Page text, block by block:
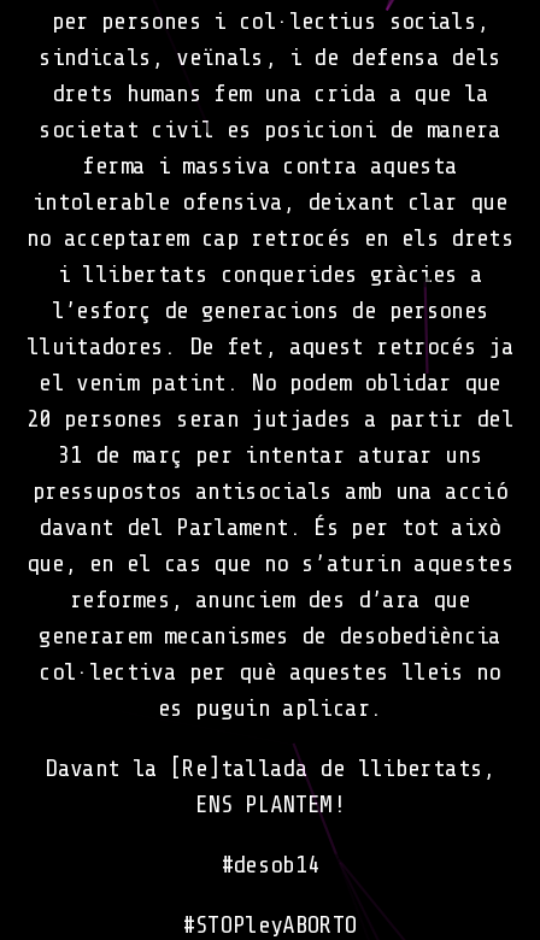
per persones i col·lectius socials,
sindicals, veïnals, i de defensa dels
drets humans fem una crida a que la
societat civil es posicioni de manera
ferma i massiva contra aquesta
intolerable ofensiva, deixant clar que
no acceptarem cap retrocés en els drets
i llibertats conquerides gràcies a
l’esforç de generacions de persones
lluitadores. De fet, aquest retrocés ja
el venim patint. No podem oblidar que
20 persones seran jutjades a partir del
31 de març per intentar aturar uns
pressupostos antisocials amb una acció
davant del Parlament. És per tot això
que, en el cas que no s’aturin aquestes
reformes, anunciem des d’ara que
generarem mecanismes de desobediència
col·lectiva per què aquestes lleis no
es puguin aplicar.
Davant la [Re]tallada de llibertats,
ENS PLANTEM!
#desob14
#STOPleyABORTO